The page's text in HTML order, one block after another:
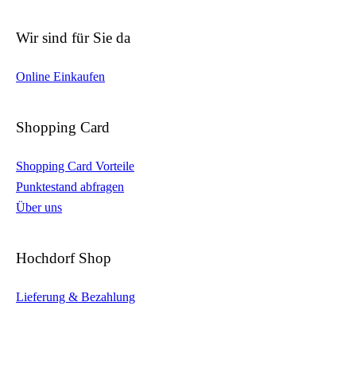
Wir sind für Sie da
Online Einkaufen
Shopping Card
Shopping Card Vorteile
Punktestand abfragen
Über uns
Hochdorf Shop
Lieferung & Bezahlung